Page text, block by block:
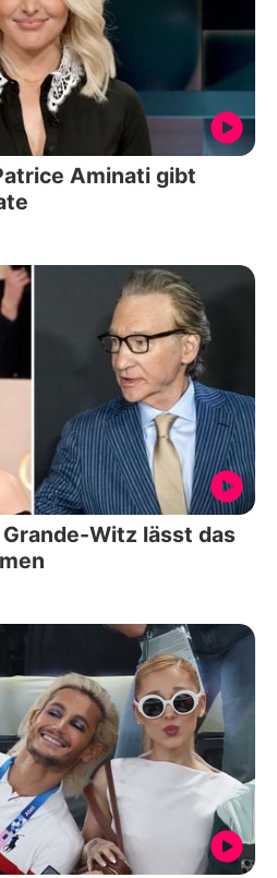
Aminati gibt
Witz lässt das